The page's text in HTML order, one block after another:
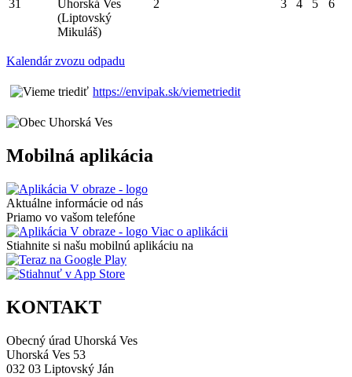
31
Uhorská Ves
(Liptovský
Mikuláš)
2 3 4 5 6
Kalendár zvozu odpadu
https://envipak.sk/viemetriedit
Mobilná aplikácia
Aktuálne informácie od nás
Priamo vo vašom telefóne
Viac o aplikácii
Stiahnite si našu mobilnú aplikáciu na
KONTAKT
Obecný úrad Uhorská Ves
Uhorská Ves 53
032 03 Liptovský Ján